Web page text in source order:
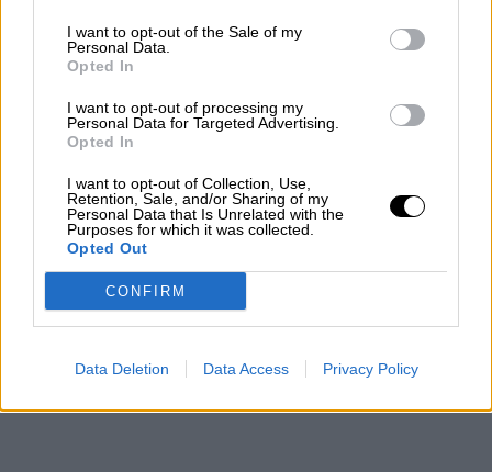
I want to opt-out of the Sale of my
Personal Data.
Opted In
I want to opt-out of processing my
Personal Data for Targeted Advertising.
Opted In
I want to opt-out of Collection, Use,
Retention, Sale, and/or Sharing of my
Personal Data that Is Unrelated with the
Purposes for which it was collected.
Opted Out
CONFIRM
Data Deletion Data Access Privacy Policy